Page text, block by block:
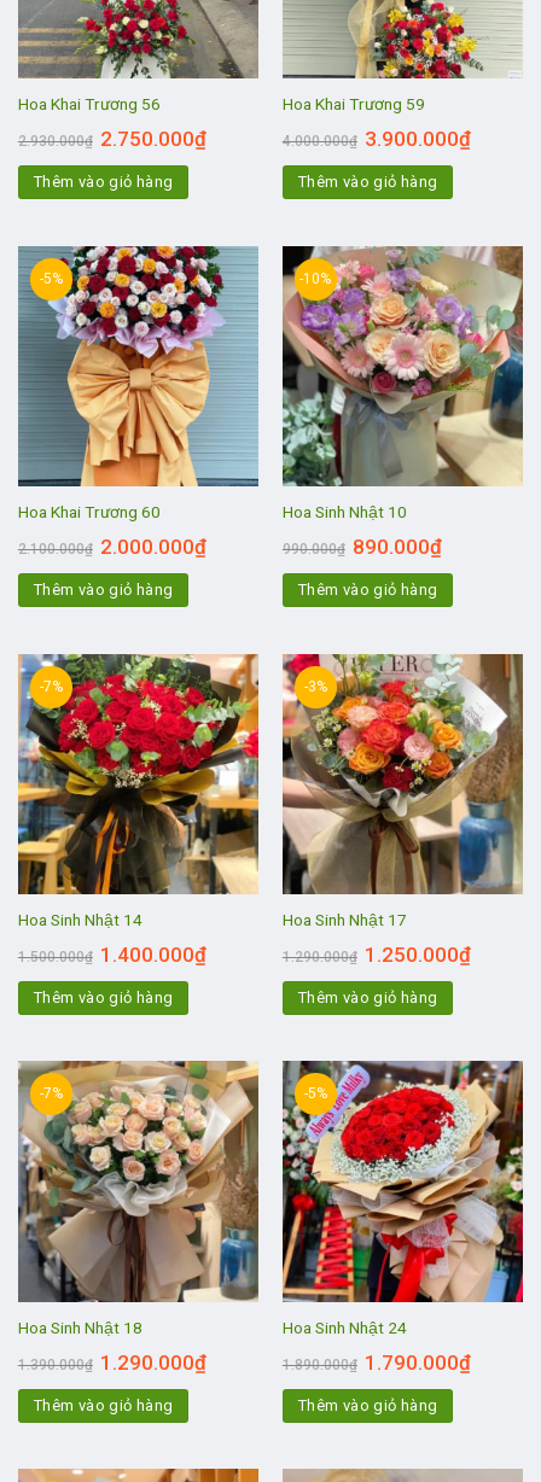
Hoa Khai Trương 56
2.930.000₫ 2.750.000₫
Thêm vào giỏ hàng
Hoa Khai Trương 59
4.000.000₫ 3.900.000₫
Thêm vào giỏ hàng
-5%
Hoa Khai Trương 60
2.100.000₫ 2.000.000₫
Thêm vào giỏ hàng
-10%
Hoa Sinh Nhật 10
990.000₫ 890.000₫
Thêm vào giỏ hàng
-7%
Hoa Sinh Nhật 14
1.500.000₫ 1.400.000₫
Thêm vào giỏ hàng
-3%
Hoa Sinh Nhật 17
1.290.000₫ 1.250.000₫
Thêm vào giỏ hàng
-7%
Hoa Sinh Nhật 18
1.390.000₫ 1.290.000₫
Thêm vào giỏ hàng
-5%
Hoa Sinh Nhật 24
1.890.000₫ 1.790.000₫
Thêm vào giỏ hàng